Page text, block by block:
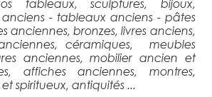
tableaux, sculptures, bijoux,
anciens - tableaux anciens - pâtes
anciennes, bronzes, livres anciens,
céramiques, meubles
anciennes, mobilier ancien et
affiches anciennes, montres,
spiritueux, antiquités ...